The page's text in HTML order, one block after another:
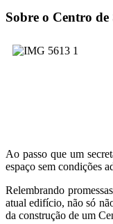
Sobre o Centro de
Ao passo que um
espaço sem condições
Relembrando
atual edifício, não só
da construção de um